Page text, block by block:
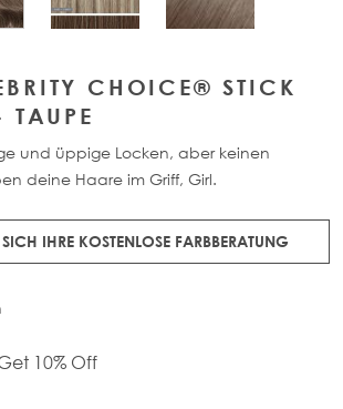
CHOICE® STICK
und üppige Locken, aber keinen
deine Haare im Griff, Girl.
IHRE KOSTENLOSE FARBBERATUNG
10% Off